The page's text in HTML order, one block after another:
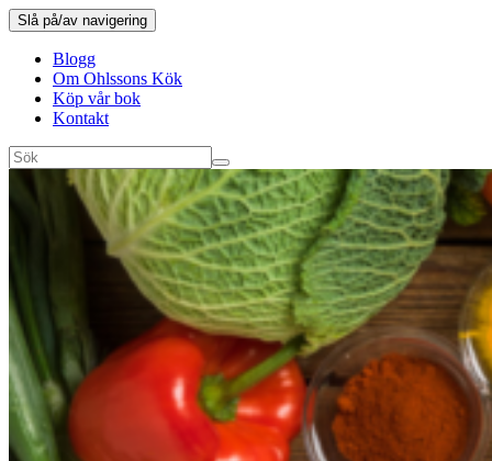
Slå på/av navigering
Blogg
Om Ohlssons Kök
Köp vår bok
Kontakt